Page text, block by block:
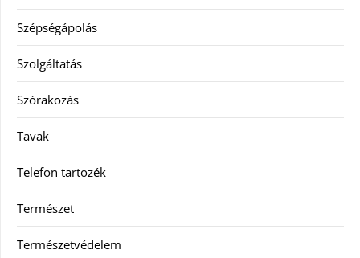
Szépségápolás
Szolgáltatás
Szórakozás
Tavak
Telefon tartozék
Természet
Természetvédelem